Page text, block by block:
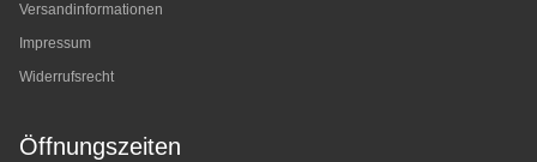
Versandinformationen
Impressum
Widerrufsrecht
Öffnungszeiten